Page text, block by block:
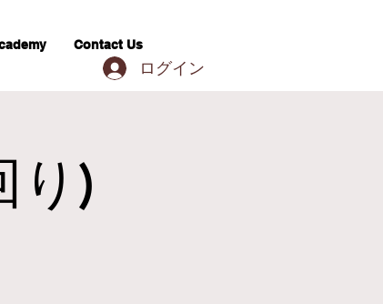
Contact Us
ログイン
り)